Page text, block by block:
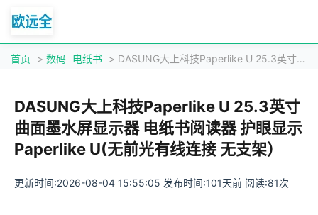
首页 > 数码 电纸书 > DASUNG大上科技Paperlike U 25.3英寸曲面墨水屏显示器 电纸书阅读器 护眼显示 Paperlike U(无前光有线连接 无支架）
DASUNG大上科技Paperlike U 25.3英寸
曲面墨水屏显示器 电纸书阅读器 护眼显示
Paperlike U(无前光有线连接 无支架）
更新时间:2026-08-04 15:55:05 发布时间:101天前 阅读:81次